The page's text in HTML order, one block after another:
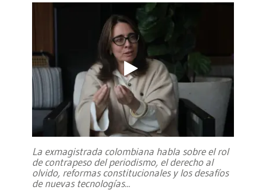
La exmagistrada colombiana habla sobre el rol
de contrapeso del periodismo, el derecho al
olvido, reformas constitucionales y los desafíos
de nuevas tecnologías...